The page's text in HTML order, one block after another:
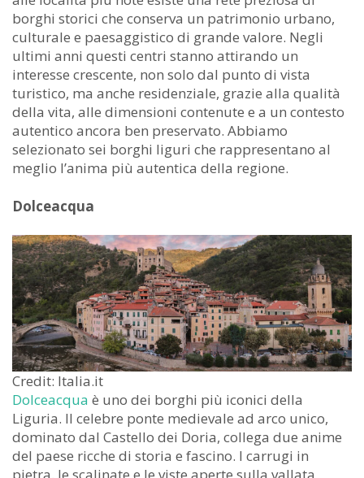
borghi storici che conserva un patrimonio urbano,
culturale e paesaggistico di grande valore. Negli
ultimi anni questi centri stanno attirando un
interesse crescente, non solo dal punto di vista
turistico, ma anche residenziale, grazie alla qualità
della vita, alle dimensioni contenute e a un contesto
autentico ancora ben preservato. Abbiamo
selezionato sei borghi liguri che rappresentano al
meglio l’anima più autentica della regione.
Dolceacqua
Credit: Italia.it
Dolceacqua è uno dei borghi più iconici della
Liguria. Il celebre ponte medievale ad arco unico,
dominato dal Castello dei Doria, collega due anime
del paese ricche di storia e fascino. I carrugi in